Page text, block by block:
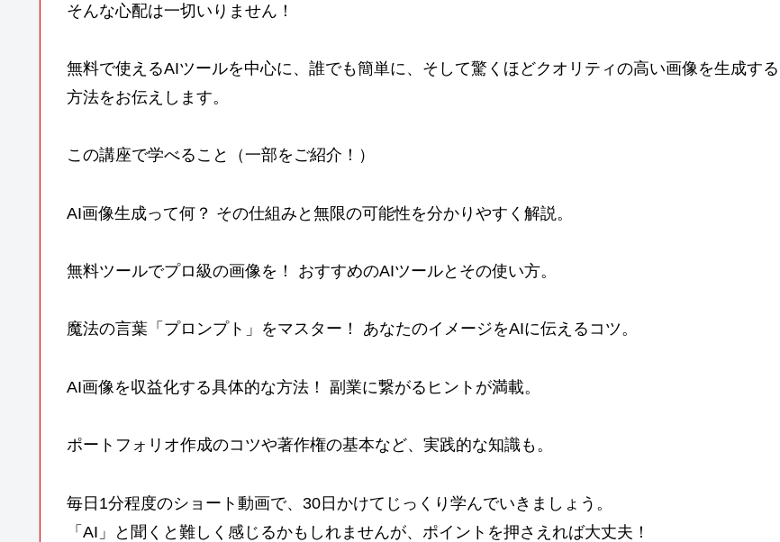
そんな心配は一切いりません！
無料で使えるAIツールを中心に、誰でも簡単に、そして驚くほどクオリティの高い画像を生成する
方法をお伝えします。
この講座で学べること（一部をご紹介！）
AI画像生成って何？ その仕組みと無限の可能性を分かりやすく解説。
無料ツールでプロ級の画像を！ おすすめのAIツールとその使い方。
魔法の言葉「プロンプト」をマスター！ あなたのイメージをAIに伝えるコツ。
AI画像を収益化する具体的な方法！ 副業に繋がるヒントが満載。
ポートフォリオ作成のコツや著作権の基本など、実践的な知識も。
毎日1分程度のショート動画で、30日かけてじっくり学んでいきましょう。
「AI」と聞くと難しく感じるかもしれませんが、ポイントを押さえれば大丈夫！